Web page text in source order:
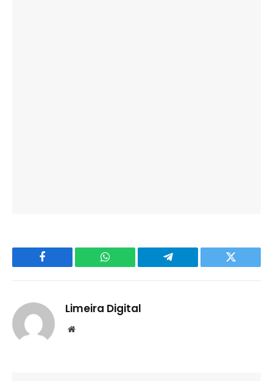
Facebook WhatsApp Telegram Twitter
Limeira Digital
Website